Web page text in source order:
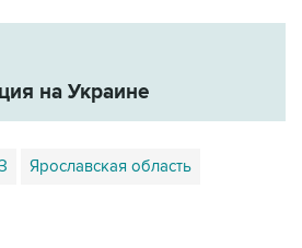
на Украине
Ярославская область